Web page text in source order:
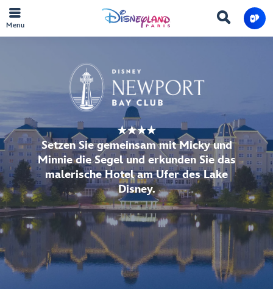
Menu
★★★★
Setzen Sie gemeinsam mit Micky und
Minnie die Segel und erkunden Sie das
malerische Hotel am Ufer des Lake
Disney.